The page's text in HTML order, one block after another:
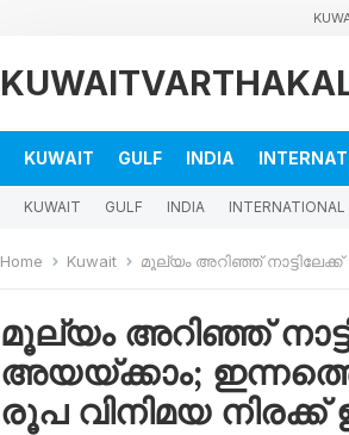
KUWAIT GULF INDIA
KUWAIT GULF INDIA INTERNATIONAL
Home Kuwait മൂല്യം അറിഞ്ഞ് നാട്ടിലേക്ക് പണം
മൂല്യം അറിഞ്ഞ്
അയയ്ക്കാം;
രൂപ വിനിമയ നിരക്ക്